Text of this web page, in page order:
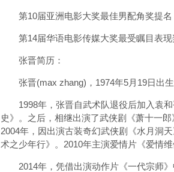
第10届亚洲电影大奖最佳男配角奖提名
第14届华语电影传媒大奖最受瞩目表现
张晋简历：
张晋(max zhang)，1974年5月19日出生
1998年，张晋自武术队退役后加入袁和
史》。之后，相继出演了武侠剧《萧十一
2004年，因出演古装奇幻武侠剧《水月洞
术之少年行》。2010年主演爱情片《爱情
2014年，凭借出演动作片《一代宗师》